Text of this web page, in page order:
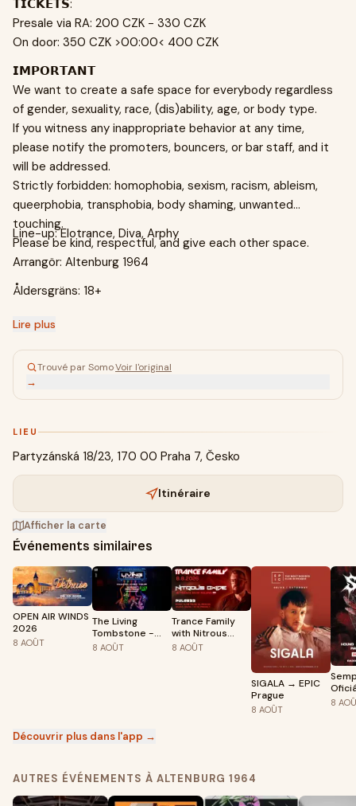
𝗧𝗜𝗖𝗞𝗘𝗧𝗦:
Presale via RA: 200 CZK - 330 CZK
On door: 350 CZK >00:00< 400 CZK
𝗜𝗠𝗣𝗢𝗥𝗧𝗔𝗡𝗧
We want to create a safe space for everybody regardless
of gender, sexuality, race, (dis)ability, age, or body type.
If you witness any inappropriate behavior at any time,
please notify the promoters, bouncers, or bar staff, and it
will be addressed.
Strictly forbidden: homophobia, sexism, racism, ableism,
queerphobia, transphobia, body shaming, unwanted
touching.
Please be kind, respectful, and give each other space.
Line-up: Elotrance, Diva, Arphy
Arrangör: Altenburg 1964
Åldersgräns: 18+
Lire plus
Trouvé par SomoVoir l'original
→
LIEU
Partyzánská 18/23, 170 00 Praha 7, Česko
Itinéraire
Afficher la carte
Événements similaires
OPEN AIR WINDS
2026
8 AOÛT
The Living
Tombstone -
PRAGUE - 50 %
8 AOÛT
Trance Family
with Nitrous
Oxide
8 AOÛT
SIGALA → EPIC
Prague
8 AOÛT
8
Découvrir plus dans l'app →
AUTRES ÉVÉNEMENTS À ALTENBURG 1964